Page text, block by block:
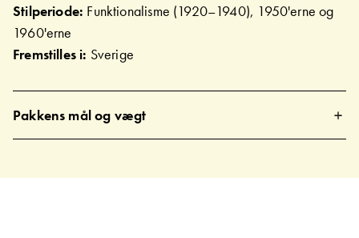
Stilperiode: Funktionalisme (1920–1940), 1950'erne og
1960'erne
Fremstilles i: Sverige
Pakkens mål og vægt